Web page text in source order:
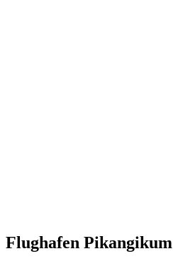
Flughafen Pikangikum